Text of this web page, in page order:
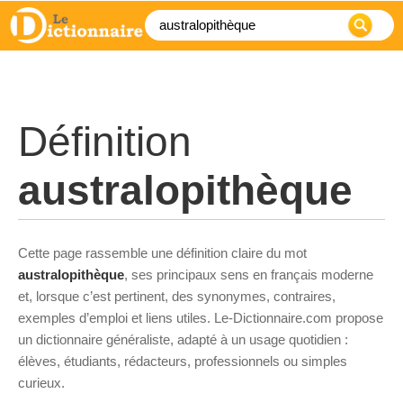
Définition
australopithèque
Cette page rassemble une définition claire du mot
australopithèque, ses principaux sens en français moderne
et, lorsque c’est pertinent, des synonymes, contraires,
exemples d’emploi et liens utiles. Le-Dictionnaire.com propose
un dictionnaire généraliste, adapté à un usage quotidien :
élèves, étudiants, rédacteurs, professionnels ou simples
curieux.